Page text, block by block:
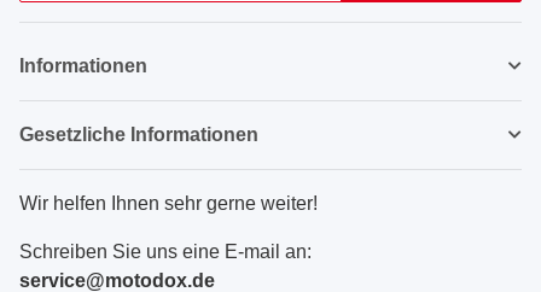
Informationen
Gesetzliche Informationen
Wir helfen Ihnen sehr gerne weiter!
Schreiben Sie uns eine E-mail an:
service@motodox.de